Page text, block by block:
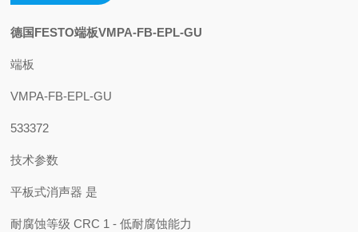
德国FESTO端板VMPA-FB-EPL-GU
端板
VMPA-FB-EPL-GU
533372
技术参数
平板式消声器 是
耐腐蚀等级 CRC 1 - 低耐腐蚀能力